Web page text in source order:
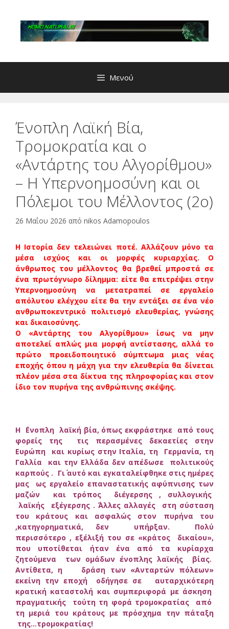
περιεχόμενο
Μενού
Ένοπλη Λαϊκή Βία,
Τρομοκρατία και ο
«Αντάρτης του Αλγορίθμου»
– Η Υπερνοημοσύνη και οι
Πόλεμοι του Μέλλοντος (2o)
26 Μαΐου 2026 από nikos Adamopoulos
Η Ιστορία δεν τελειώνει ποτέ. Αλλάζουν μόνο τα
μέσα ισχύος και οι μορφές κυριαρχίας. Ο
άνθρωπος του μέλλοντος θα βρεθεί μπροστά σε
ένα πρωτόγνωρο δίλημμα: είτε θα επιτρέψει στην
Υπερνοημοσύνη να μετατραπεί σε εργαλείο
απόλυτου ελέγχου είτε θα την εντάξει σε ένα νέο
ανθρωποκεντρικό πολιτισμό ελευθερίας, γνώσης
και δικαιοσύνης.
Ο «Αντάρτης του Αλγορίθμου» ίσως να μην
αποτελεί απλώς μια μορφή αντίστασης, αλλά το
πρώτο προειδοποιητικό σύμπτωμα μιας νέας
εποχής όπου η μάχη για την ελευθερία θα δίνεται
πλέον μέσα στα δίκτυα της πληροφορίας και στον
ίδιο τον πυρήνα της ανθρώπινης σκέψης.
Η ΄Ενοπλη λαϊκή βία, όπως εκφράστηκε από τους
φορείς της τις περασμένες δεκαετίες στην
Ευρώπη και κυρίως στην Ιταλία, τη Γερμανία, τη
Γαλλία και την Ελλάδα δεν απέδωσε πολιτικούς
καρπούς . Γι΄ αυτό και εγκαταλείφθηκε στις ημέρες
μας ως εργαλείο επαναστατικής αφύπνισης των
μαζών και τρόπος διέγερσης , συλλογικής
λαϊκής εξέγερσης . ΄Άλλες αλλαγές στη σύσταση
του κράτους και ασφαλώς στον πυρήνα του
,κατηγορηματικά, δεν υπήρξαν. Πολύ
περισσότερο , εξέλιξή του σε «κράτος δικαίου»,
που υποτίθεται ήταν ένα από τα κυρίαρχα
ζητούμενα των ομάδων ένοπλης λαϊκής βίας.
Αντίθετα, η δράση των «Ανταρτών πόλεων»
εκείνη την εποχή οδήγησε σε αυταρχικότερη
κρατική καταστολή και συμπεριφορά με άσκηση
πραγματικής τούτη τη φορά τρομοκρατίας από
τη μεριά του κράτους με πρόσχημα την πάταξη
της…τρομοκρατίας!